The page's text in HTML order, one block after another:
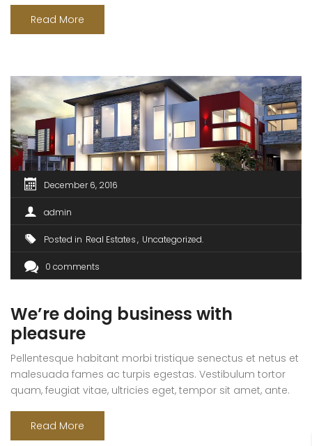
ultricies mi vitae est. Mauris placerat eleifend leo. Quisque
sit amet est et sapien ullamcorper pharetra. Vestibulum
Read More
December 6, 2016
admin
Posted in Real Estates Uncategorized
0 comments
We’re doing business with
pleasure
Pellentesque habitant morbi tristique senectus et netus et
malesuada fames ac turpis egestas. Vestibulum tortor
quam, feugiat vitae, ultricies eget, tempor sit amet, ante.
ultricies mi vitae est. Mauris placerat eleifend leo. Quisque
sit amet est et sapien ullamcorper pharetra. Vestibulum
Read More